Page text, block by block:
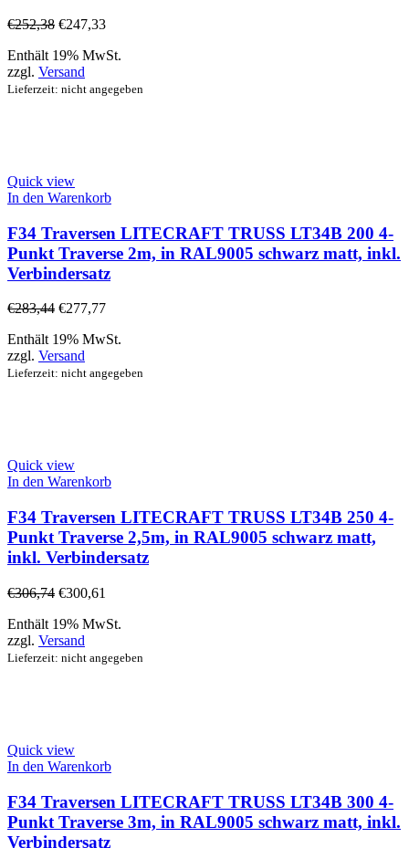
€252,38 €247,33
Enthält 19% MwSt.
zzgl. Versand
Lieferzeit: nicht angegeben
Quick view
In den Warenkorb
F34 Traversen LITECRAFT TRUSS LT34B 200 4-
Punkt Traverse 2m, in RAL9005 schwarz matt, inkl.
Verbindersatz
€283,44 €277,77
Enthält 19% MwSt.
zzgl. Versand
Lieferzeit: nicht angegeben
Quick view
In den Warenkorb
F34 Traversen LITECRAFT TRUSS LT34B 250 4-
Punkt Traverse 2,5m, in RAL9005 schwarz matt,
inkl. Verbindersatz
€306,74 €300,61
Enthält 19% MwSt.
zzgl. Versand
Lieferzeit: nicht angegeben
Quick view
In den Warenkorb
F34 Traversen LITECRAFT TRUSS LT34B 300 4-
Punkt Traverse 3m, in RAL9005 schwarz matt, inkl.
Verbindersatz